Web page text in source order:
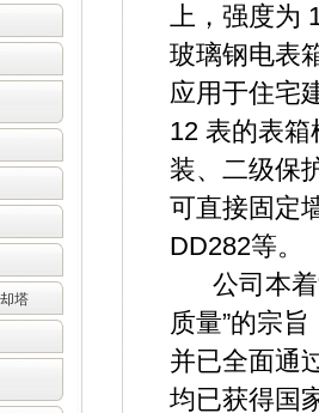
塔
上，强度
玻璃钢电表
应用于住宅
12 表的表
装、二级保
可直接固定
DD282等。
公司本着“
质量”的宗
并已全面通
均已获得国